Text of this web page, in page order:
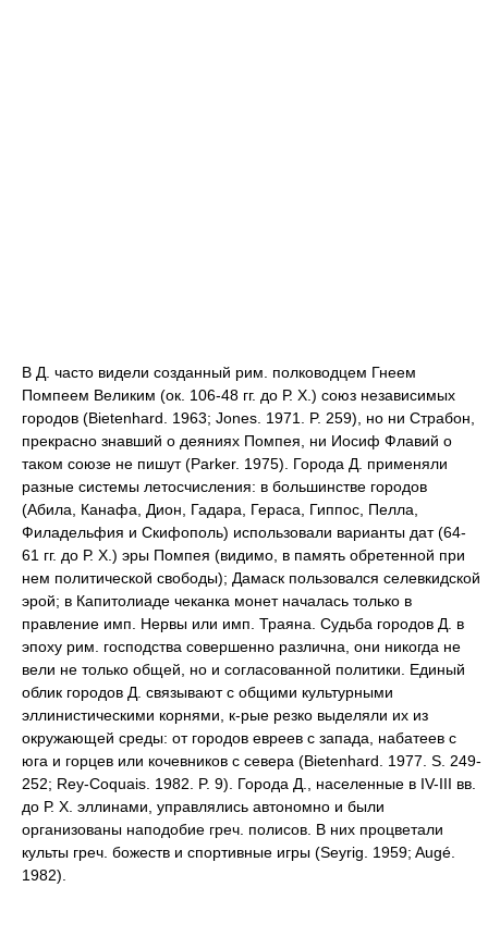
В Д. часто видели созданный рим. полководцем Гнеем
Помпеем Великим (ок. 106-48 гг. до Р. Х.) союз независимых
городов (Bietenhard. 1963; Jones. 1971. P. 259), но ни Страбон,
прекрасно знавший о деяниях Помпея, ни Иосиф Флавий о
таком союзе не пишут (Parker. 1975). Города Д. применяли
разные системы летосчисления: в большинстве городов
(Абила, Канафа, Дион, Гадара, Гераса, Гиппос, Пелла,
Филадельфия и Скифополь) использовали варианты дат (64-
61 гг. до Р. Х.) эры Помпея (видимо, в память обретенной при
нем политической свободы); Дамаск пользовался селевкидской
эрой; в Капитолиаде чеканка монет началась только в
правление имп. Нервы или имп. Траяна. Судьба городов Д. в
эпоху рим. господства совершенно различна, они никогда не
вели не только общей, но и согласованной политики. Единый
облик городов Д. связывают с общими культурными
эллинистическими корнями, к-рые резко выделяли их из
окружающей среды: от городов евреев с запада, набатеев с
юга и горцев или кочевников с севера (Bietenhard. 1977. S. 249-
252; Rey-Coquais. 1982. P. 9). Города Д., населенные в IV-III вв.
до Р. Х. эллинами, управлялись автономно и были
организованы наподобие греч. полисов. В них процветали
культы греч. божеств и спортивные игры (Seyrig. 1959; Augé.
1982).